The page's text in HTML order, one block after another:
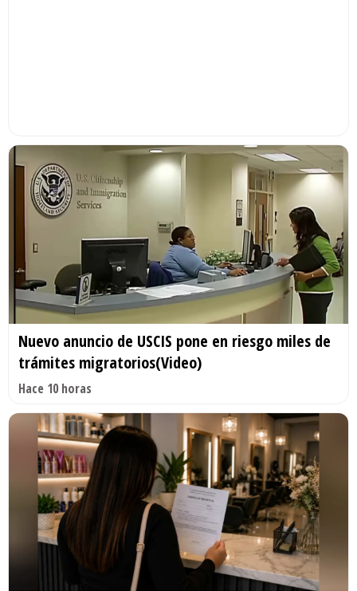
Nuevo anuncio de USCIS pone en riesgo miles de
trámites migratorios(Video)
Hace 10 horas